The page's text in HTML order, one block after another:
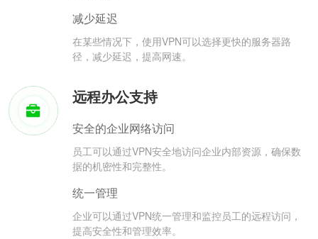
减少延迟
在某些情况下，使用VPN可以选择更快的服务器路
径，减少延迟，提高网速。
远程办公支持
安全的企业网络访问
员工可以通过VPN安全地访问企业内部资源，确保数
据的机密性和完整性。
统一管理
企业可以通过VPN统一管理和监控员工的远程访问，
提高安全性和管理效率。